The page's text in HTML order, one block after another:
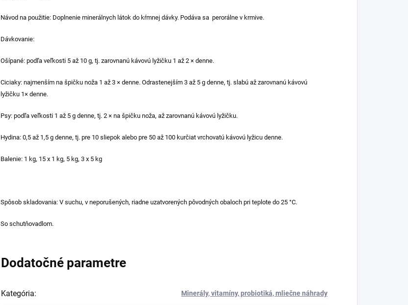
Návod na použitie: Doplnenie minerálnych látok do kŕmnej dávky. Podáva sa perorálne v krmive.
Dávkovanie:
Ošípané: podľa veľkosti 5 až 10 g, tj. zarovnanú kávovú lyžičku 1 až 2 × denne.
Ciciaky: najmenším na špičku noža 1 až 3 × denne. Odrastenejším 3 až 5 g denne, tj. slabú až zarovnanú kávovú
lyžičku 1× denne.
Psy: podľa veľkosti 1 až 5 g denne, tj. 2 × na špičku noža, až zarovnanú kávovú lyžičku.
Hydina: 0,5 až 1,5 g denne, tj. pre 10 sliepok alebo pre 50 až 100 kurčiat vrchovatú kávovú lyžicu denne.
Balenie: 1 kg, 15 x 1 kg, 5 kg, 3 x 5 kg
Spôsob skladovania: V suchu, v neporušených, riadne uzatvorených pôvodných obaloch pri teplote do 25 °C.
So schutňovadlom.
Dodatočné parametre
Kategória: Minerály, vitamíny, probiotiká, mliečne náhrady